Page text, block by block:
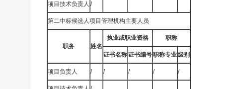
项目技术负责人 /
第二中标候选人项目管理机构主要人员
职务 姓名
执业或职业资格 职称
证书名称证书编号职称专业级别
项目负责人 / / / / /